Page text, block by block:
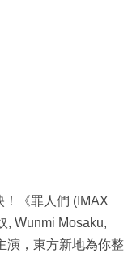
！《罪人們 (IMAX
, Wunmi Mosaku,
演，東方新地為你整